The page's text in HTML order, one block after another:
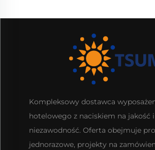
Kompleksowy dostawca
hotelowego z naciskiem na jakość i
niezawodność. Oferta obejmuje
jednorazowe, projekty na